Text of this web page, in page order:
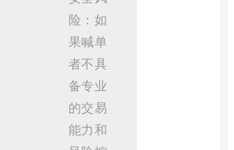
险：如
果喊单
者不具
备专业
的交易
能力和